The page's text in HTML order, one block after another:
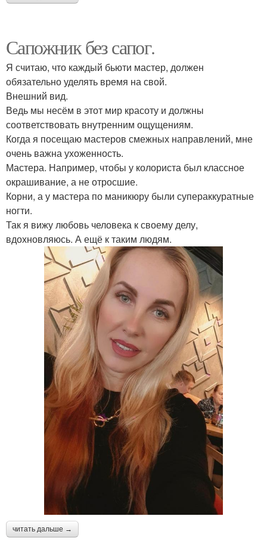
Сапожник без сапог.
Я считаю, что каждый бьюти мастер, должен
обязательно уделять время на свой.
Внешний вид.
Ведь мы несём в этот мир красоту и должны
соответствовать внутренним ощущениям.
Когда я посещаю мастеров смежных направлений, мне
очень важна ухоженность.
Мастера. Например, чтобы у колориста был классное
окрашивание, а не отросшие.
Корни, а у мастера по маникюру были супераккуратные
ногти.
Так я вижу любовь человека к своему делу,
вдохновляюсь. А ещё к таким людям.
читать дальше →